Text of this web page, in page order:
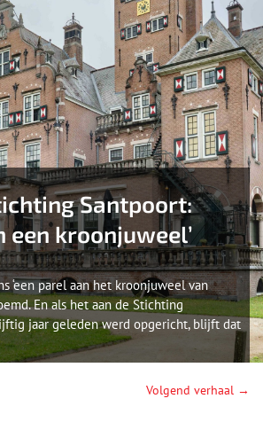
Santpoort:
een kroonjuweel’
‘een parel aan het kroonjuweel van
En als het aan de Stichting
jaar geleden werd opgericht, blijft dat
Volgend verhaal →